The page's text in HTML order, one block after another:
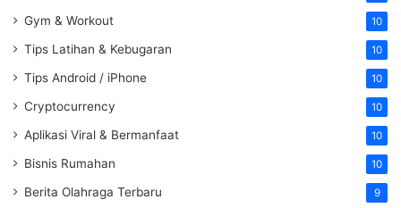
Gym & Workout 10
Tips Latihan & Kebugaran 10
Tips Android / iPhone 10
Cryptocurrency 10
Aplikasi Viral & Bermanfaat 10
Bisnis Rumahan 10
Berita Olahraga Terbaru 9